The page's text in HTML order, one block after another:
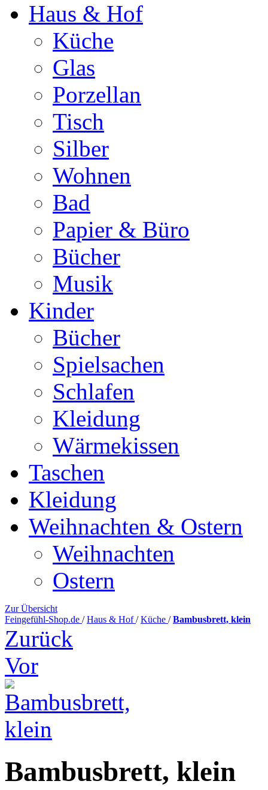
Haus & Hof
Küche
Glas
Porzellan
Tisch
Silber
Wohnen
Bad
Papier & Büro
Bücher
Musik
Kinder
Bücher
Spielsachen
Schlafen
Kleidung
Wärmekissen
Taschen
Kleidung
Weihnachten & Ostern
Weihnachten
Ostern
Zur Übersicht
Feingefühl-Shop.de / Haus & Hof/ Küche / Bambusbrett, klein
Zurück
Vor
Bambusbrett, klein